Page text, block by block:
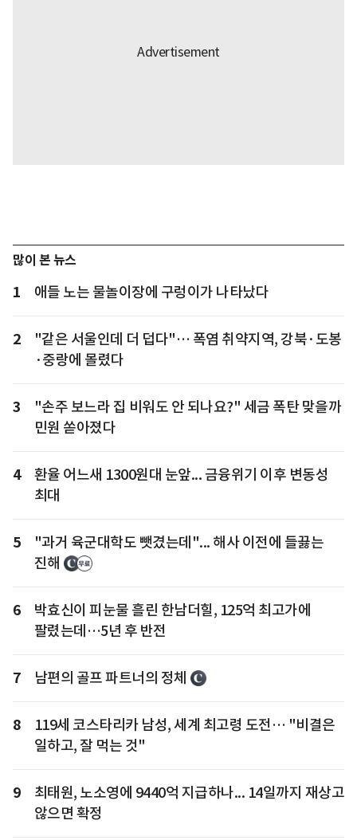
많이 본 뉴스
1 애들 노는 물놀이장에 구렁이가 나타났다
2
"같은 서울인데 더 덥다"… 폭염 취약지역, 강북·도봉
·중랑에 몰렸다
3
"손주 보느라 집 비워도 안 되나요?" 세금 폭탄 맞을까
민원 쏟아졌다
4
환율 어느새 1300원대 눈앞... 금융위기 이후 변동성
최대
5
"과거 육군대학도 뺏겼는데"... 해사 이전에 들끓는
진해
6
박효신이 피눈물 흘린 한남더힐, 125억 최고가에
팔렸는데…5년 후 반전
7 남편의 골프 파트너의 정체
8
119세 코스타리카 남성, 세계 최고령 도전… "비결은
일하고, 잘 먹는 것"
9
최태원, 노소영에 9440억 지급하나... 14일까지 재상고
않으면 확정